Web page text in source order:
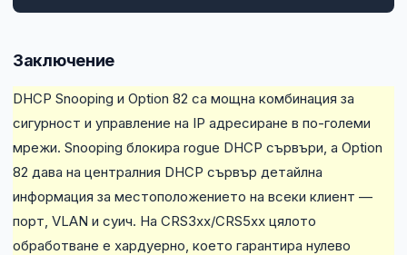
Заключение
DHCP Snooping и Option 82 са мощна комбинация за
сигурност и управление на IP адресиране в по-големи
мрежи. Snooping блокира rogue DHCP сървъри, а Option
82 дава на централния DHCP сървър детайлна
информация за местоположението на всеки клиент —
порт, VLAN и суич. На CRS3xx/CRS5xx цялото
обработване е хардуерно, което гарантира нулево